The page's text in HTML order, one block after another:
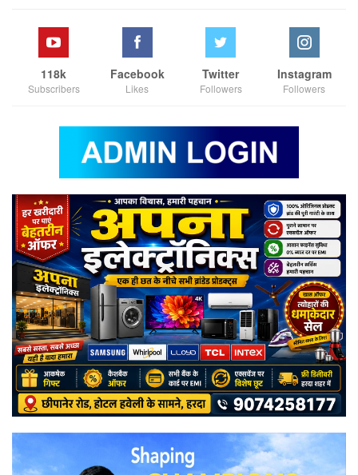
118k
Subscribers
Facebook
Likes
Twitter
Followers
Instagram
Followers